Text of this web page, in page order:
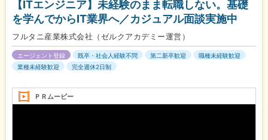
【ITエンジニア】未経験のまま転職しない。基礎
を学んでからIT業界へ／カジュアル面談実施中
フルタニ産業株式会社（ゼルクアカデミー運営）
エージェント登録 既卒・社会人経験不問 第二新卒歓迎
職種未経験歓迎
業種未経験歓迎
完全週休2日制
ＰＲムービー